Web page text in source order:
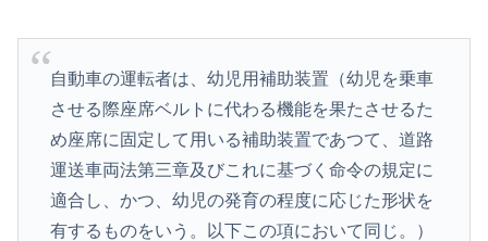
自動車の運転者は、幼児用補助装置（幼児を乗車
させる際座席ベルトに代わる機能を果たさせるた
め座席に固定して用いる補助装置であつて、道路
運送車両法第三章及びこれに基づく命令の規定に
適合し、かつ、幼児の発育の程度に応じた形状を
有するものをいう。以下この項において同じ。）